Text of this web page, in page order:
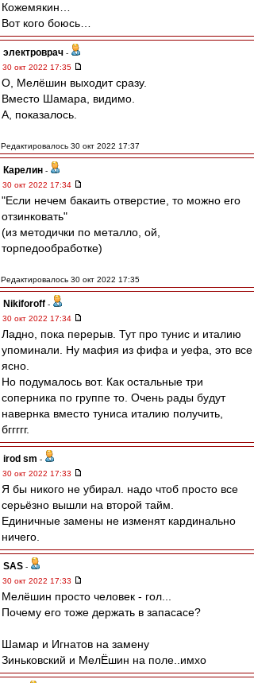
Кожемякин…
Вот кого боюсь…
электроврач -
30 окт 2022 17:35
О, Мелëшин выходит сразу.
Вместо Шамара, видимо.
А, показалось.
Редактировалось 30 окт 2022 17:37
Карелин -
30 окт 2022 17:34
"Если нечем бакаить отверстие, то можно его
отзинковать"
(из методички по металло, ой,
торпедообработке)
Редактировалось 30 окт 2022 17:35
Nikiforoff -
30 окт 2022 17:34
Ладно, пока перерыв. Тут про тунис и италию
упоминали. Ну мафия из фифа и уефа, это все
ясно.
Но подумалось вот. Как остальные три
соперника по группе то. Очень рады будут
навернка вместо туниса италию получить,
бггггг.
irod sm -
30 окт 2022 17:33
Я бы никого не убирал. надо чтоб просто все
серьёзно вышли на второй тайм.
Единичные замены не изменят кардинально
ничего.
SAS -
30 окт 2022 17:33
Мелёшин просто человек - гол...
Почему его тоже держать в запасасе?
Шамар и Игнатов на замену
Зиньковский и МелЁшин на поле..имхо